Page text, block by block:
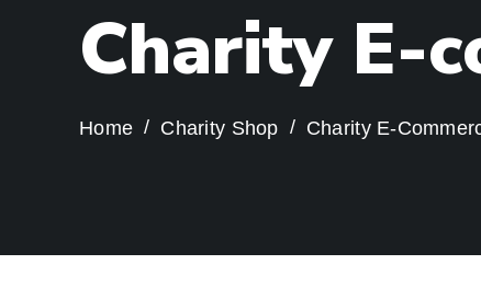
Charity E-c
Home Charity Shop Charity E-